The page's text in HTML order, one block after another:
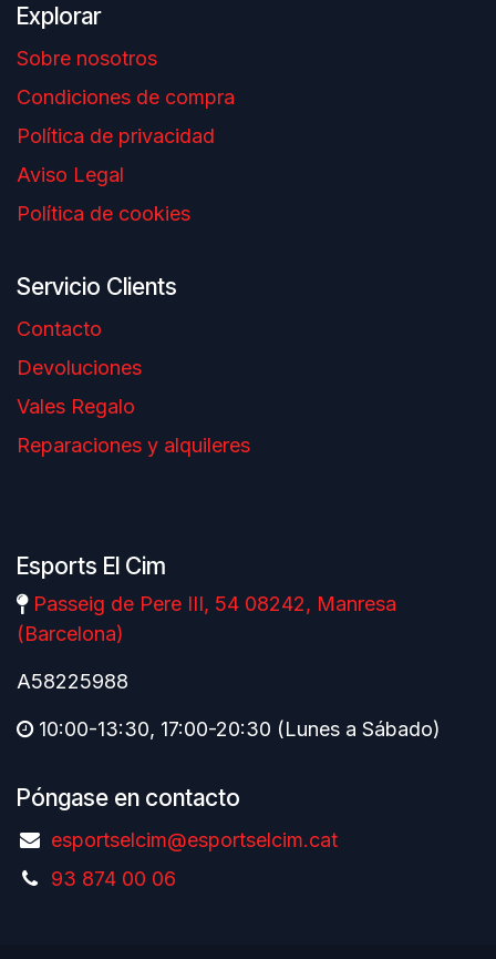
Explorar
Sobre nosotros
Condiciones de compra
Política de privacidad
Aviso Legal
Política de cookies
Servicio Clients
Contacto
Devoluciones
Vales Regalo
Reparaciones y alquileres
Esports El Cim
Passeig de Pere III, 54 08242, Manresa
(Barcelona)
A58225988
10:00-13:30, 17:00-20:30 (Lunes a Sábado)
Póngase en contacto
esportselcim@esportselcim.cat
93 874 00 06